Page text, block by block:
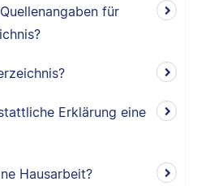
für
Erklärung eine
Hausarbeit?